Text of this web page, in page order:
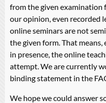
from the given examination
our opinion, even recorded
online seminars are not
the given form. That means,
in presence, the online
attempt. We are currently
binding statement in the
We hope we could answer